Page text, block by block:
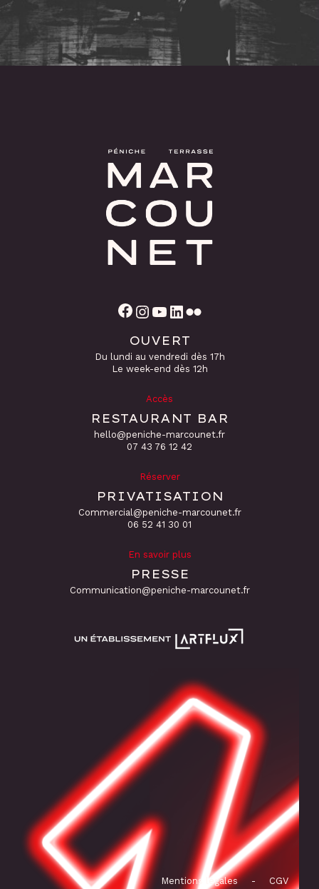
Facebook Instagram YouTube
OUVERT
Du lundi au vendredi dès 17h
Le week-end dès 12h
Accès
RESTAURANT BAR
hello@peniche-marcounet.fr
‭07 43 76 12 42
Réserver
PRIVATISATION
Commercial@peniche-marcounet.fr
06 52 41 30 01
En savoir plus
PRESSE
Communication@peniche-marcounet.fr
Mentions légales - CGV